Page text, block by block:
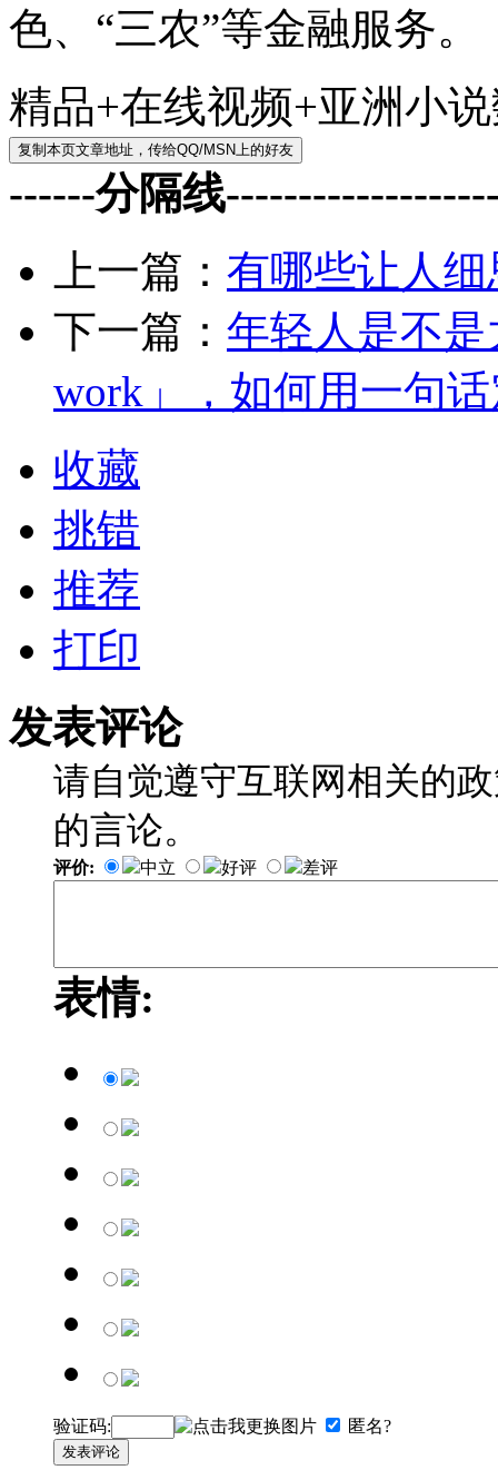
色、“三农”等金融服务。
精品+在线视频+亚洲小
------分隔线
上一篇： 有哪些让人
下一篇： 年轻人是不
work」，如何用一句
收藏
挑错
推荐
打印
发表评论
请自觉遵守互联网相关的
的言论。
评价: 中立 好评 差评
表情:
验证码: 匿名?
发表评论